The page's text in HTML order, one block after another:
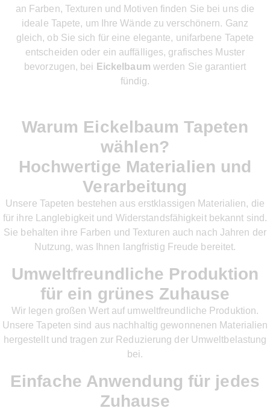
an Farben, Texturen und Motiven finden Sie bei uns die
ideale Tapete, um Ihre Wände zu verschönern. Ganz
gleich, ob Sie sich für eine elegante, unifarbene Tapete
entscheiden oder ein auffälliges, grafisches Muster
bevorzugen, bei Eickelbaum werden Sie garantiert
fündig.
Warum Eickelbaum Tapeten
wählen?
Hochwertige Materialien und
Verarbeitung
Unsere Tapeten bestehen aus erstklassigen Materialien, die
für ihre Langlebigkeit und Widerstandsfähigkeit bekannt sind.
Sie behalten ihre Farben und Texturen auch nach Jahren der
Nutzung, was Ihnen langfristig Freude bereitet.
Umweltfreundliche Produktion
für ein grünes Zuhause
Wir legen großen Wert auf umweltfreundliche Produktion.
Unsere Tapeten sind aus nachhaltig gewonnenen Materialien
hergestellt und tragen zur Reduzierung der Umweltbelastung
bei.
Einfache Anwendung für jedes
Zuhause